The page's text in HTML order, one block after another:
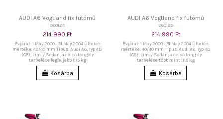
AUDI A6 Vogtland fix futómű
960124
214 990 Ft
Évjárat: 1 May 2000 - 31 May 2004 Ültetés
mértéke: 40/40 mm Típus: Audi A6, Typ 4B
(C5), Lim. / Sedan, az első tengely
terhelése legfeljebb 1115 kg
Kosárba
AUDI A6 Vogtland fix futómű
960125
214 990 Ft
Évjárat: 1 May 2000 - 31 May 2004 Ültetés
mértéke: 40/40 mm Típus: Audi A6, Typ 4B
(C5), Lim. / Sedan, az első tengely
terhelése több mint 1115 kg
Kosárba